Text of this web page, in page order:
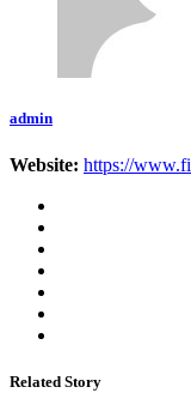
admin
Website: https://
Related Story